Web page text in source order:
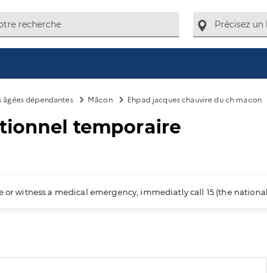
dépendantes Mâcon Ehpad jacques chauvire du ch macon
temporaire
or witness a medical emergency, immediatly call 15 (the